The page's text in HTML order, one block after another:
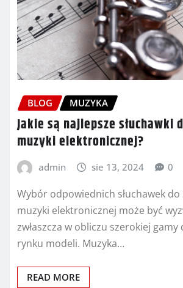
BLOG MUZYKA
Jakie są najlepsze słuchawki
muzyki elektronicznej?
admin sie 13, 2024 0
Wybór odpowiednich słuchawek do
muzyki elektronicznej może być
zwłaszcza w obliczu szerokiej
rynku modeli. Muzyka…
READ MORE